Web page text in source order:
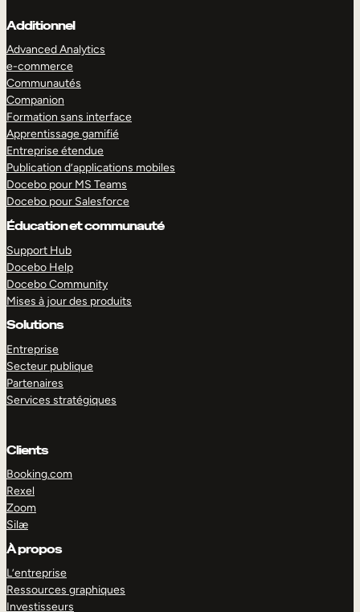
Additionnel
Advanced Analytics
e-commerce
Communautés
Companion
Formation sans interface
Apprentissage gamifié
Entreprise étendue
Publication d’applications mobiles
Docebo pour MS Teams
Docebo pour Salesforce
Éducation et communauté
Support Hub
Docebo Help
Docebo Community
Mises à jour des produits
Solutions
Entreprise
Secteur publique
Partenaires
Services stratégiques
Clients
Booking.com
Rexel
Zoom
Silæ
À propos
L’entreprise
Ressources graphiques
Investisseurs